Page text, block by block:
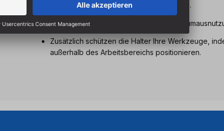
passen und so die Zuordnung erleichtern.
Das Design ermöglicht eine maximale
Zusätzlich schützen die Halter Ihre Werkzeuge,
außerhalb des Arbeitsbereichs positionieren.